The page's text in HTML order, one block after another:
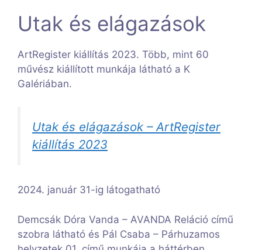
Utak és elágazások
ArtRegister kiállítás 2023. Több, mint 60
művész kiállított munkája látható a K
Galériában.
Utak és elágazások – ArtRegister
kiállítás 2023
2024. január 31-ig látogatható
Demcsák Dóra Vanda – AVANDA Reláció című
szobra látható és Pál Csaba – Párhuzamos